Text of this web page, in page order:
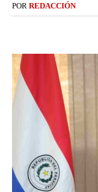
POR REDACCIÓN